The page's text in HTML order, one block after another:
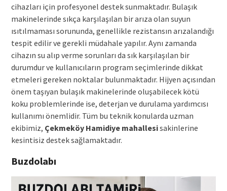
cihazları için profesyonel destek sunmaktadır. Bulaşık
makinelerinde sıkça karşılaşılan bir arıza olan suyun
ısıtılmaması sorununda, genellikle rezistansın arızalandığı
tespit edilir ve gerekli müdahale yapılır. Aynı zamanda
cihazın su alıp verme sorunları da sık karşılaşılan bir
durumdur ve kullanıcıların program seçimlerinde dikkat
etmeleri gereken noktalar bulunmaktadır. Hijyen açısından
önem taşıyan bulaşık makinelerinde oluşabilecek kötü
koku problemlerinde ise, deterjan ve durulama yardımcısı
kullanımı önemlidir. Tüm bu teknik konularda uzman
ekibimiz, Çekmeköy Hamidiye mahallesisakinlerine
kesintisiz destek sağlamaktadır.
Buzdolabı